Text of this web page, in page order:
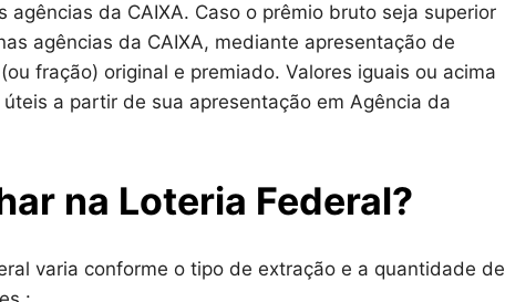
da CAIXA. Caso o prêmio bruto seja superior
agências da CAIXA, mediante apresentação de
fração) original e premiado. Valores iguais ou acima
a partir de sua apresentação em Agência da
na Loteria Federal?
varia conforme o tipo de extração e a quantidade de